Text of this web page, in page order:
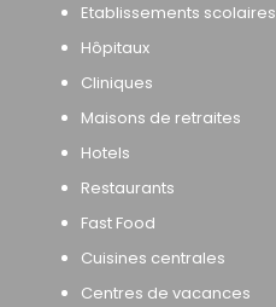
Etablissements scolaires
Hôpitaux
Cliniques
Maisons de retraites
Hotels
Restaurants
Fast Food
Cuisines centrales
Centres de vacances